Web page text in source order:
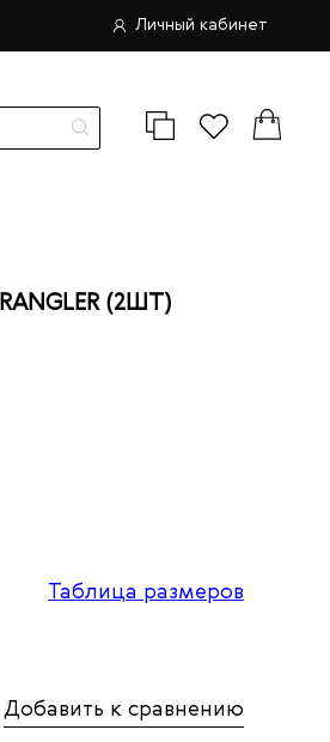
Личный кабинет
(2ШТ)
Таблица размеров
Добавить к сравнению